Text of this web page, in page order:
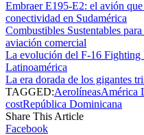
Embraer E195-E2: el avión
conectividad en Sudamérica
Combustibles Sustentables
aviación comercial
La evolución del F-16 Fighting
Latinoamérica
La era dorada de los gigantes
TAGGED:AerolíneasAmérica
costRepública Dominicana
Share This Article
Facebook